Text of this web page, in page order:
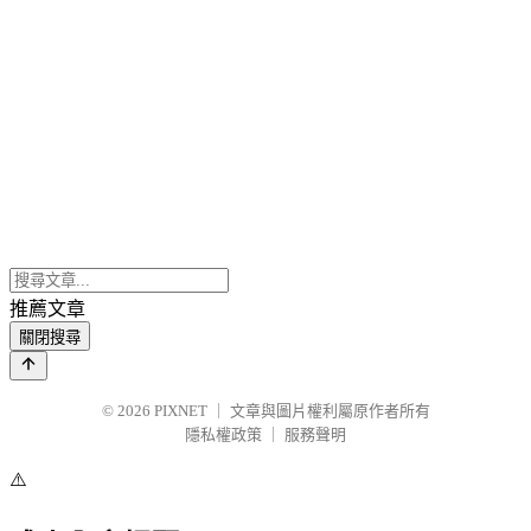
推薦文章
關閉搜尋
© 2026 PIXNET
文章與圖片權利屬原作者所有
隱私權政策
服務聲明
⚠️